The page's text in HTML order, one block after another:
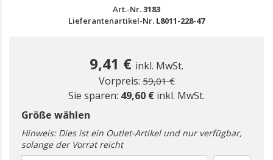
Art.-Nr.3183
Lieferantenartikel-Nr. L8011-228-47
9,41 € inkl. MwSt.
Vorpreis: Preis reduziert ab
59,01 €zu
Sie sparen: 49,60 € inkl. MwSt.
Größe wählen
Hinweis: Dies ist ein Outlet-Artikel und nur verfügbar,
solange der Vorrat reicht